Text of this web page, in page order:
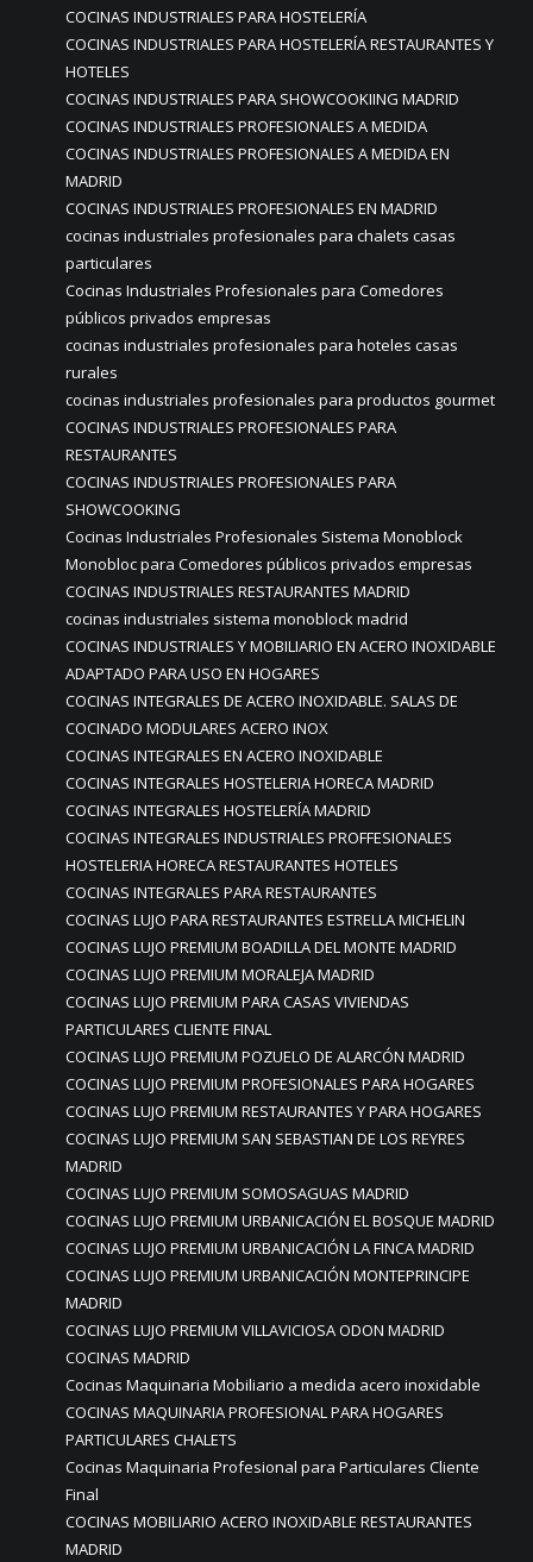
COCINAS INDUSTRIALES PARA HOSTELERÍA
COCINAS INDUSTRIALES PARA HOSTELERÍA RESTAURANTES Y
HOTELES
COCINAS INDUSTRIALES PARA SHOWCOOKIING MADRID
COCINAS INDUSTRIALES PROFESIONALES A MEDIDA
COCINAS INDUSTRIALES PROFESIONALES A MEDIDA EN
MADRID
COCINAS INDUSTRIALES PROFESIONALES EN MADRID
cocinas industriales profesionales para chalets casas
particulares
Cocinas Industriales Profesionales para Comedores
públicos privados empresas
cocinas industriales profesionales para hoteles casas
rurales
cocinas industriales profesionales para productos gourmet
COCINAS INDUSTRIALES PROFESIONALES PARA
RESTAURANTES
COCINAS INDUSTRIALES PROFESIONALES PARA
SHOWCOOKING
Cocinas Industriales Profesionales Sistema Monoblock
Monobloc para Comedores públicos privados empresas
COCINAS INDUSTRIALES RESTAURANTES MADRID
cocinas industriales sistema monoblock madrid
COCINAS INDUSTRIALES Y MOBILIARIO EN ACERO INOXIDABLE
ADAPTADO PARA USO EN HOGARES
COCINAS INTEGRALES DE ACERO INOXIDABLE. SALAS DE
COCINADO MODULARES ACERO INOX
COCINAS INTEGRALES EN ACERO INOXIDABLE
COCINAS INTEGRALES HOSTELERIA HORECA MADRID
COCINAS INTEGRALES HOSTELERÍA MADRID
COCINAS INTEGRALES INDUSTRIALES PROFFESIONALES
HOSTELERIA HORECA RESTAURANTES HOTELES
COCINAS INTEGRALES PARA RESTAURANTES
COCINAS LUJO PARA RESTAURANTES ESTRELLA MICHELIN
COCINAS LUJO PREMIUM BOADILLA DEL MONTE MADRID
COCINAS LUJO PREMIUM MORALEJA MADRID
COCINAS LUJO PREMIUM PARA CASAS VIVIENDAS
PARTICULARES CLIENTE FINAL
COCINAS LUJO PREMIUM POZUELO DE ALARCÓN MADRID
COCINAS LUJO PREMIUM PROFESIONALES PARA HOGARES
COCINAS LUJO PREMIUM RESTAURANTES Y PARA HOGARES
COCINAS LUJO PREMIUM SAN SEBASTIAN DE LOS REYRES
MADRID
COCINAS LUJO PREMIUM SOMOSAGUAS MADRID
COCINAS LUJO PREMIUM URBANICACIÓN EL BOSQUE MADRID
COCINAS LUJO PREMIUM URBANICACIÓN LA FINCA MADRID
COCINAS LUJO PREMIUM URBANICACIÓN MONTEPRINCIPE
MADRID
COCINAS LUJO PREMIUM VILLAVICIOSA ODON MADRID
COCINAS MADRID
Cocinas Maquinaria Mobiliario a medida acero inoxidable
COCINAS MAQUINARIA PROFESIONAL PARA HOGARES
PARTICULARES CHALETS
Cocinas Maquinaria Profesional para Particulares Cliente
Final
COCINAS MOBILIARIO ACERO INOXIDABLE RESTAURANTES
MADRID